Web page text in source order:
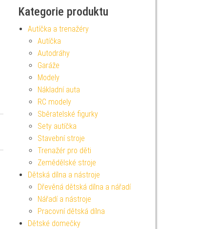
Kategorie produktu
Autíčka a trenažéry
Autíčka
Autodráhy
Garáže
Modely
Nákladní auta
RC modely
Sběratelské figurky
Sety autíčka
Stavební stroje
Trenažér pro děti
Zemědělské stroje
Dětská dílna a nástroje
Dřevěná dětská dílna a nářadí
Nářadí a nástroje
Pracovní dětská dílna
Dětské domečky